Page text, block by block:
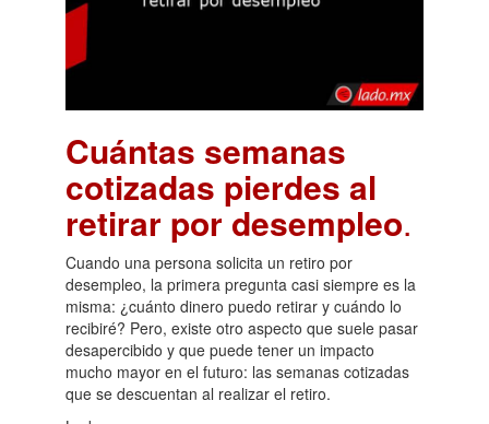
Cuántas semanas
cotizadas pierdes al
retirar por desempleo.
Cuando una persona solicita un retiro por
desempleo, la primera pregunta casi siempre es la
misma: ¿cuánto dinero puedo retirar y cuándo lo
recibiré? Pero, existe otro aspecto que suele pasar
desapercibido y que puede tener un impacto
mucho mayor en el futuro: las semanas cotizadas
que se descuentan al realizar el retiro.